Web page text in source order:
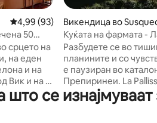
Просечна оцена: 4,99 од 5, 93
4,99 (93)
50
срцето на
на еден
и на
Вик и на 3
Викендица во
Куќата на фармата -
Разбудете се во
планините и со
е паузиран во
Препиринеи. La Pallissa е пријатна
рурална куќа во
Препиринеи,
се